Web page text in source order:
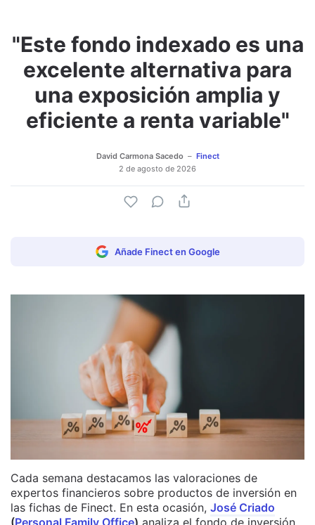
"Este fondo indexado es una
excelente alternativa para
una exposición amplia y
eficiente a renta variable"
David Carmona Sacedo
Finect
2 de agosto de 2026
Añade Finect en Google
Cada semana destacamos las valoraciones de
expertos financieros sobre productos de inversión en
las fichas de Finect. En esta ocasión, José Criado
(Personal Family Office) analiza el fondo de inversión